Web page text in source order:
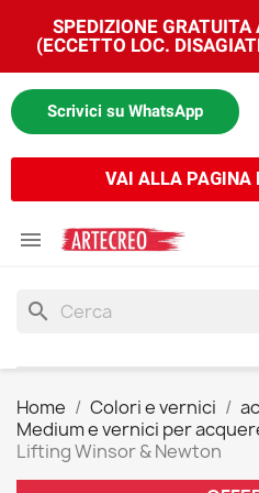
SPEDIZIONE
(ECCETTO LOC.
Scrivici su WhatsApp
VAI ALLA PAGINA

search
Home Colori e vernici
Medium e vernici per
Lifting Winsor & Newton